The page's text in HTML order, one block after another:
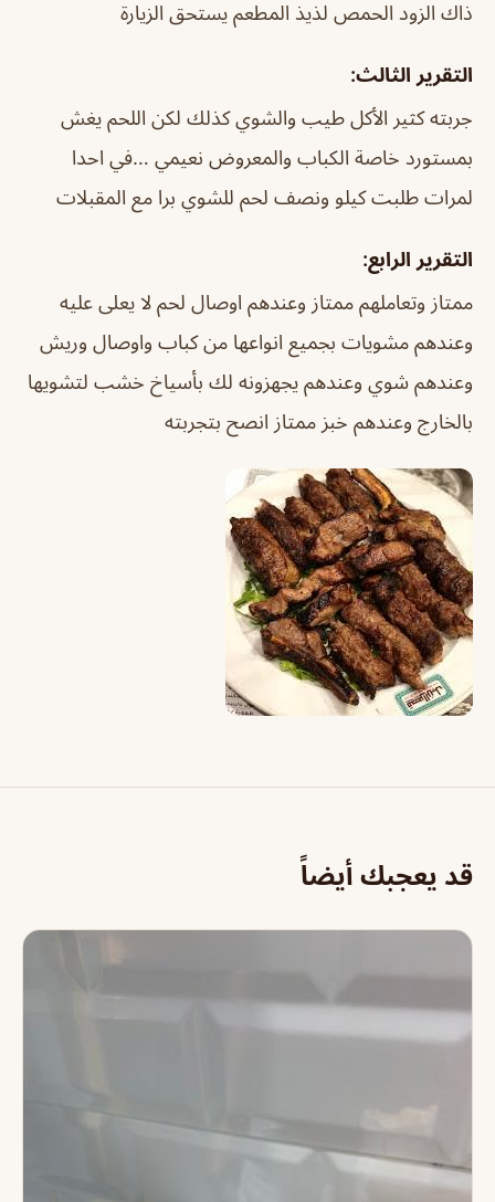
ذاك الزود الحمص لذيذ المطعم يستحق الزيارة
التقرير الثالث:
جربته كثير الأكل طيب والشوي كذلك لكن اللحم يغش
بمستورد خاصة الكباب والمعروض نعيمي …في احدا
لمرات طلبت كيلو ونصف لحم للشوي برا مع المقبلات
التقرير الرابع:
ممتاز وتعاملهم ممتاز وعندهم اوصال لحم لا يعلى عليه
وعندهم مشويات بجميع انواعها من كباب واوصال وريش
وعندهم شوي وعندهم يجهزونه لك بأسياخ خشب لتشويها
بالخارج وعندهم خبز ممتاز انصح بتجربته
قد يعجبك أيضاً